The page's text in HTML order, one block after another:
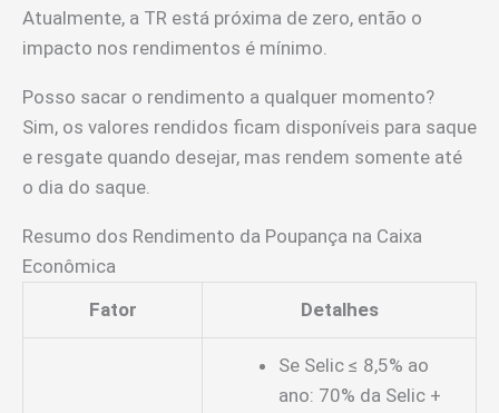
Atualmente, a TR está próxima de zero, então o
impacto nos rendimentos é mínimo.
Posso sacar o rendimento a qualquer momento?
Sim, os valores rendidos ficam disponíveis para saque
e resgate quando desejar, mas rendem somente até
o dia do saque.
Resumo dos Rendimento da Poupança na Caixa
Econômica
Fator
Detalhes
Se Selic ≤ 8,5% ao
ano: 70% da Selic +